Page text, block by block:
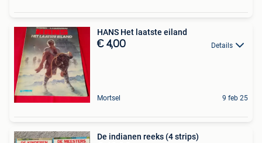
HANS Het laatste eiland
€ 4,00 Details
Mortsel 9 feb 25
De indianen reeks (4 strips)